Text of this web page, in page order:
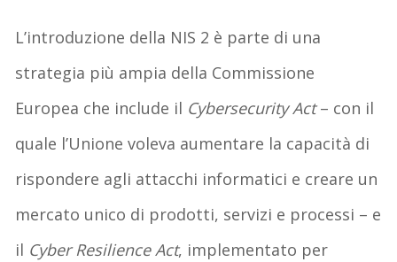
L’introduzione della NIS 2 è parte di una
strategia più ampia della Commissione
Europea che include il Cybersecurity Act– con il
quale l’Unione voleva aumentare la capacità di
rispondere agli attacchi informatici e creare un
mercato unico di prodotti, servizi e processi – e
il Cyber Resilience Act, implementato per